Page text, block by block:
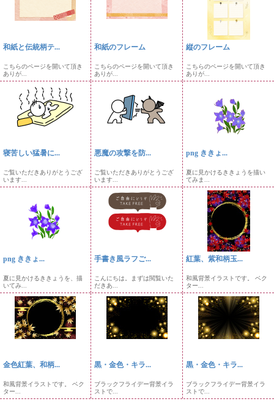
和紙と伝統柄テ...
こちらのページを開いて頂き
ありが...
和紙のフレーム
こちらのページを開いて頂き
ありが...
縦のフレーム
こちらのページを開いて頂き
ありが...
寝苦しい猛暑に...
ご覧いただきありがとうござ
います...
悪魔の攻撃を防...
ご覧いただきありがとうござ
います...
png ききょ...
夏に見かけるききょうを描い
てみま...
png ききょ...
夏に見かけるききょうを、描
いてみ...
手書き風ラフご...
こんにちは。まずは閲覧いた
だきあ...
紅葉、紫和柄玉...
和風背景イラストです。 ベク
ター...
金色紅葉、和柄...
和風背景イラストです。 ベク
ター...
黒・金色・キラ...
ブラックフライデー背景イラ
ストで...
黒・金色・キラ...
ブラックフライデー背景イラ
ストで...